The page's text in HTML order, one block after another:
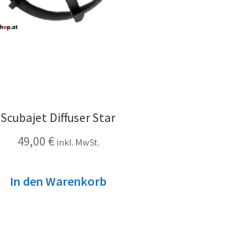
Scubajet Diffuser Star
49,00 € inkl. MwSt.
In den Warenkorb